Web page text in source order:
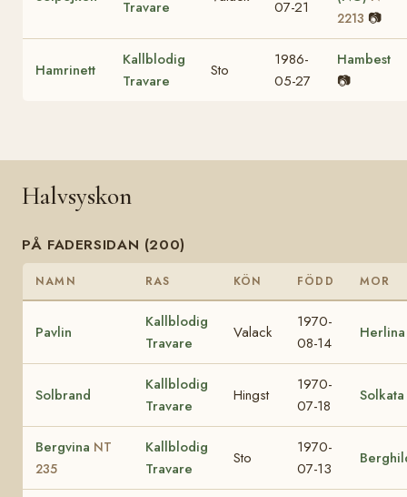
Travare
07-21
2213 📷
Hamrinett
Kallblodig
Travare
Sto
1986-
05-27
Hambest
📷
Halvsyskon
PÅ FADERSIDAN (200)
NAMN RAS KÖN FÖDD MOR
Pavlin
Kallblodig
Travare
Valack
1970-
08-14
Herlina
Solbrand
Kallblodig
Travare
Hingst
1970-
07-18
Solkata
Bergvina NT
235
Kallblodig
Travare
Sto
1970-
07-13